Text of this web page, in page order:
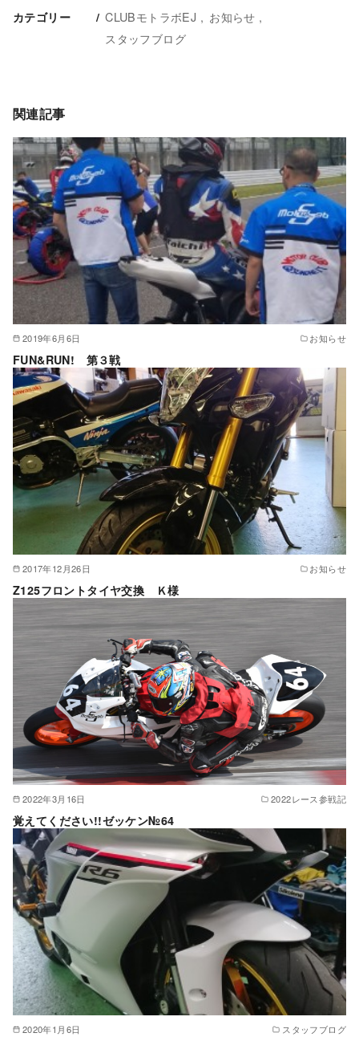
カテゴリー CLUBモトラボEJ
お知らせ
スタッフブログ
関連記事
2019年6月6日 お知らせ
FUN&RUN! 第３戦
2017年12月26日 お知らせ
Z125フロントタイヤ交換 Ｋ様
2022年3月16日 2022レース参戦記
覚えてください!!ゼッケン№64
2020年1月6日 スタッフブログ